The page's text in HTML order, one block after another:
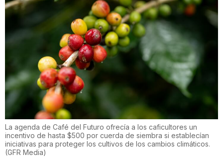
La agenda de Café del Futuro ofrecía a los caficultores un
incentivo de hasta $500 por cuerda de siembra si establecían
iniciativas para proteger los cultivos de los cambios climáticos.
(GFR Media)